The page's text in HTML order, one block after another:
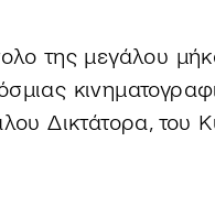
της μεγάλου
Δικτάτορα, του